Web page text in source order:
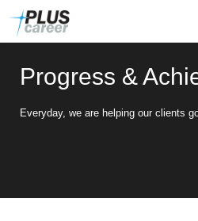
Progress &
Everyday, we are helping our clients